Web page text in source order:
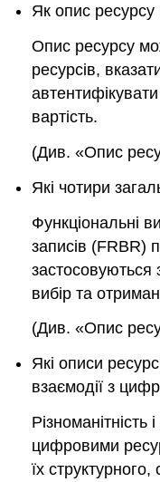
Як опис ресурсу
Опис ресурсу
ресурсів,
автентифікувати
вартість.
(Див. «Опис
Які чотири
Функціональні
записів (FRBR)
вибір та
(Див. «Опис
Які описи
взаємодії з
Різноманітність
цифровими
їх